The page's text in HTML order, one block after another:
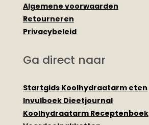
Algemene voorwaarden
Retourneren
Privacybeleid
Ga direct naar
Startgids Koolhydraatarm eten
Invulboek Dieetjournal
Koolhydraatarm Receptenboek